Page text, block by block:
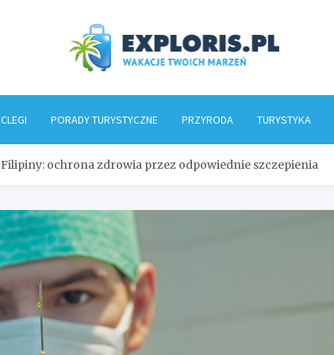
PORADY TURYSTYCZNE PRZYRODA TURYSTYKA
ochrona zdrowia przez odpowiednie szczepienia